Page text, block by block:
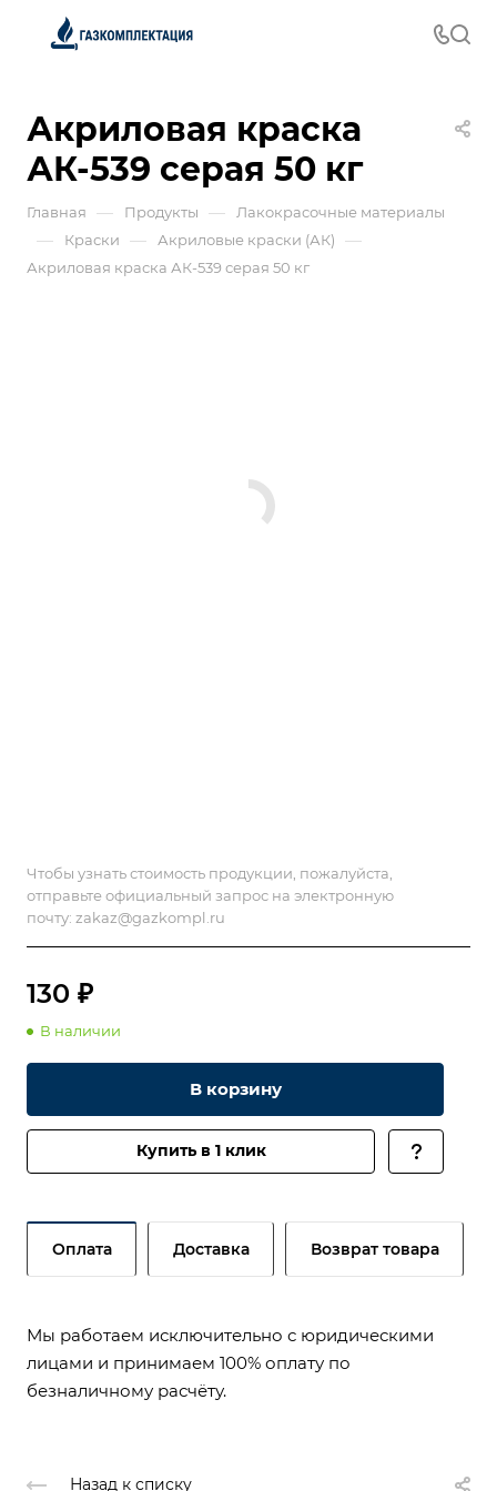
Акриловая краска
АК-539 серая 50 кг
Главная — Продукты — Лакокрасочные материалы
— Краски — Акриловые краски (АК) —
Акриловая краска АК-539 серая 50 кг
Чтобы узнать стоимость продукции, пожалуйста,
отправьте официальный запрос на электронную
почту: zakaz@gazkompl.ru
130 ₽
В наличии
В корзину
Купить в 1 клик
Оплата Доставка Возврат товара
Мы работаем исключительно с юридическими
лицами и принимаем 100% оплату по
безналичному расчёту.
Назад к списку